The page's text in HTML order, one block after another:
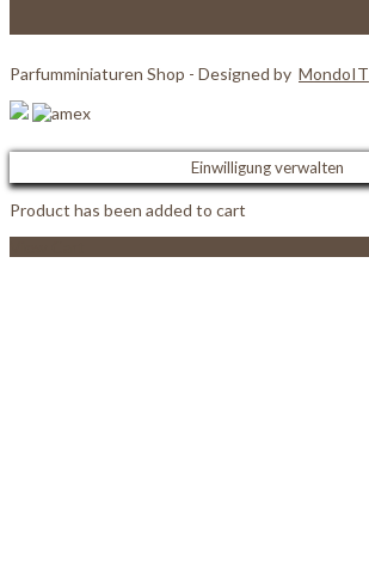
Parfumminiaturen Shop - Designed by MondoIT
Einwilligung verwalten
Product has been added to cart